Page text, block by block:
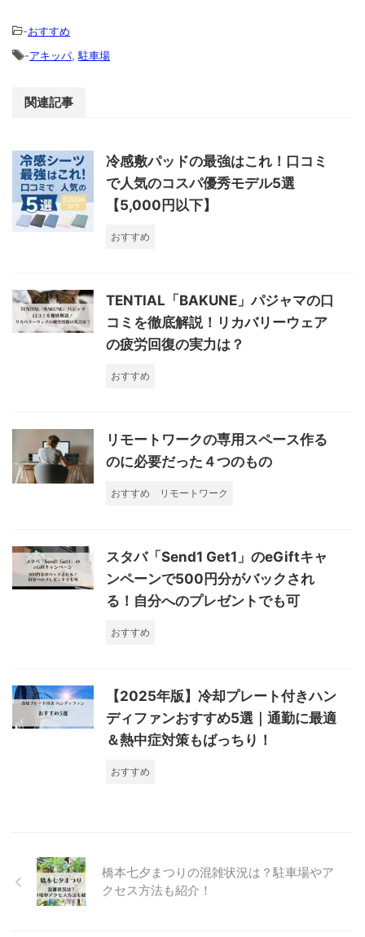
-おすすめ
-アキッパ,駐車場
関連記事
冷感敷パッドの最強はこれ！口コミ
で人気のコスパ優秀モデル5選
【5,000円以下】
おすすめ
TENTIAL「BAKUNE」パジャマの口
コミを徹底解説！リカバリーウェア
の疲労回復の実力は？
おすすめ
リモートワークの専用スペース作る
のに必要だった４つのもの
おすすめ リモートワーク
スタバ「Send1 Get1」のeGiftキャ
ンペーンで500円分がバックされ
る！自分へのプレゼントでも可
おすすめ
【2025年版】冷却プレート付きハン
ディファンおすすめ5選｜通勤に最適
＆熱中症対策もばっちり！
おすすめ
橋本七夕まつりの混雑状況は？駐車場やア
クセス方法も紹介！